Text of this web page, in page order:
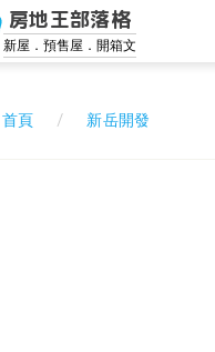
房地王部落格
新屋．預售屋．開箱文
首頁 新岳開發